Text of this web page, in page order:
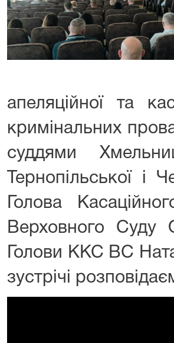
апеляційної та
кримінальних
суддями
Тернопільської і
Голова
Верховного Суду
Голови ККС ВС
зустрічі